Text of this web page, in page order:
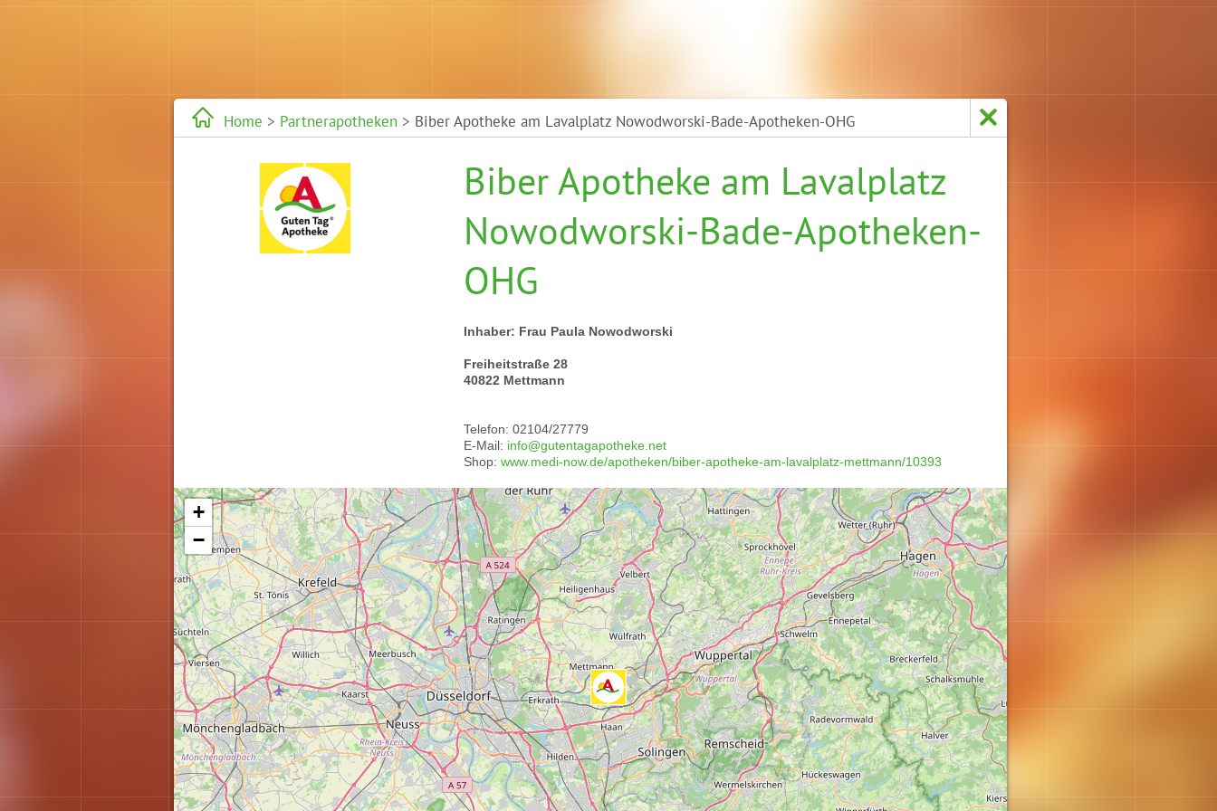
Home > Partnerapotheken > Biber Apotheke am Lavalplatz Nowodworski-Bade-Apotheken-OHG
Biber Apotheke am Lavalplatz
Nowodworski-Bade-Apotheken-
OHG
Inhaber: Frau Paula Nowodworski
Freiheitstraße 28
40822 Mettmann
Telefon: 02104/27779
E-Mail: info@gutentagapotheke.net
Shop: www.medi-now.de/apotheken/biber-apotheke-am-lavalplatz-mettmann/10393
Karte wird geladen...
+
−